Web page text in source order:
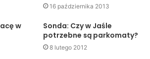
Redakcja
16 października 2013
w
Sonda: Czy w Jaśle
potrzebne są parkomaty?
8 lutego 2012